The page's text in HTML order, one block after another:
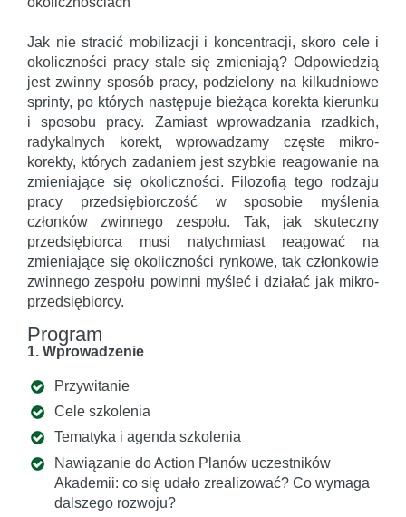
Jak nie stracić mobilizacji i koncentracji, skoro cele i
okoliczności pracy stale się zmieniają? Odpowiedzią
jest zwinny sposób pracy, podzielony na kilkudniowe
sprinty, po których następuje bieżąca korekta kierunku
i sposobu pracy. Zamiast wprowadzania rzadkich,
radykalnych korekt, wprowadzamy częste mikro-
korekty, których zadaniem jest szybkie reagowanie na
zmieniające się okoliczności. Filozofią tego rodzaju
pracy przedsiębiorczość w sposobie myślenia
członków zwinnego zespołu. Tak, jak skuteczny
przedsiębiorca musi natychmiast reagować na
zmieniające się okoliczności rynkowe, tak członkowie
zwinnego zespołu powinni myśleć i działać jak mikro-
przedsiębiorcy.
Program
1. Wprowadzenie
Przywitanie
Cele szkolenia
Tematyka i agenda szkolenia
Nawiązanie do Action Planów uczestników
Akademii: co się udało zrealizować? Co wymaga
dalszego rozwoju?